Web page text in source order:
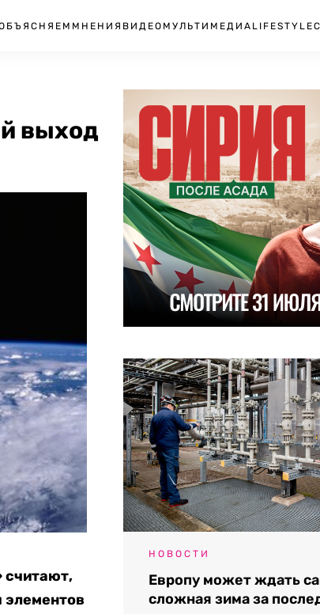
МНЕНИЯ ВИДЕО МУЛЬТИМЕДИА LIFESTYLE
выход
считают,
элементов
НОВОСТИ
Европу может ждать
сложная зима за